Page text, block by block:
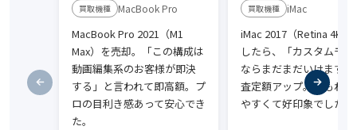
MacBook Pro
MacBook Pro 2021（M1
Max）を売却。「この構成は
動画編集系のお客様が即決
する」と言われて即高額。プ
ロの目利き感あって安心でき
た。
iMac
iMac 2017（Retina 4K）
したら、「カスタムモ
ならまだまだいけます
査定額アップ。話もわ
やすくて好印象でした。